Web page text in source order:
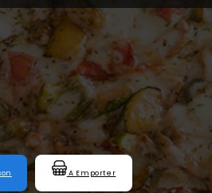
A Emporter